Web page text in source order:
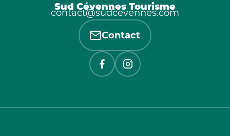
Sud Cévennes Tourisme
contact@sudcevennes.com
Contact